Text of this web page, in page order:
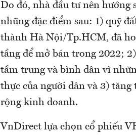
Do đó, nhà đầu tư nên hướng
những đặc điểm sau: 1) quỹ
thành Hà Nội/Tp.HCM, đã
tầng để mở bán trong 2022;
tầm trung và bình dân vì
thực của người dân và 3)
rộng kinh doanh.
VnDirect lựa chọn cổ phiếu